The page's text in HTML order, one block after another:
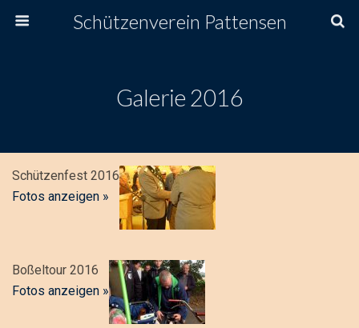
Schützenverein Pattensen
Galerie 2016
Schützenfest 2016
Fotos anzeigen »
Boßeltour 2016
Fotos anzeigen »